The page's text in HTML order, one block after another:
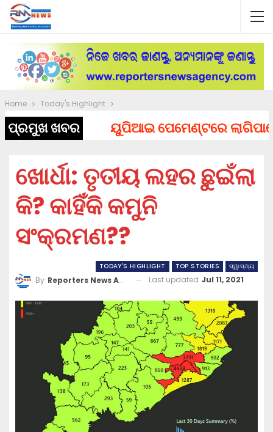
Home Today's Highlight
ପ୍ରମୁଖ ଖବର ୟୁପିଆଇ ପେମେଣ୍ଟରେ ଲାଗିପାରେ
ଖୋର୍ଧା: ତୃତୀୟ ଲହର ଛୁଇଁଲା
କି? କାହିଁକି କମୁନି
ସଂକ୍ରମଣ??
TODAY'S HIGHLIGHT TOP STORIES ସ୍ୱାସ୍ଥ୍ୟ
By Reporters News Agency Last updated Jul 11, 2021